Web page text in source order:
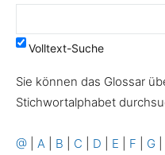
Volltext-Suche
Sie können das Glossar
Stichwortalphabet
@ A B C D E F G